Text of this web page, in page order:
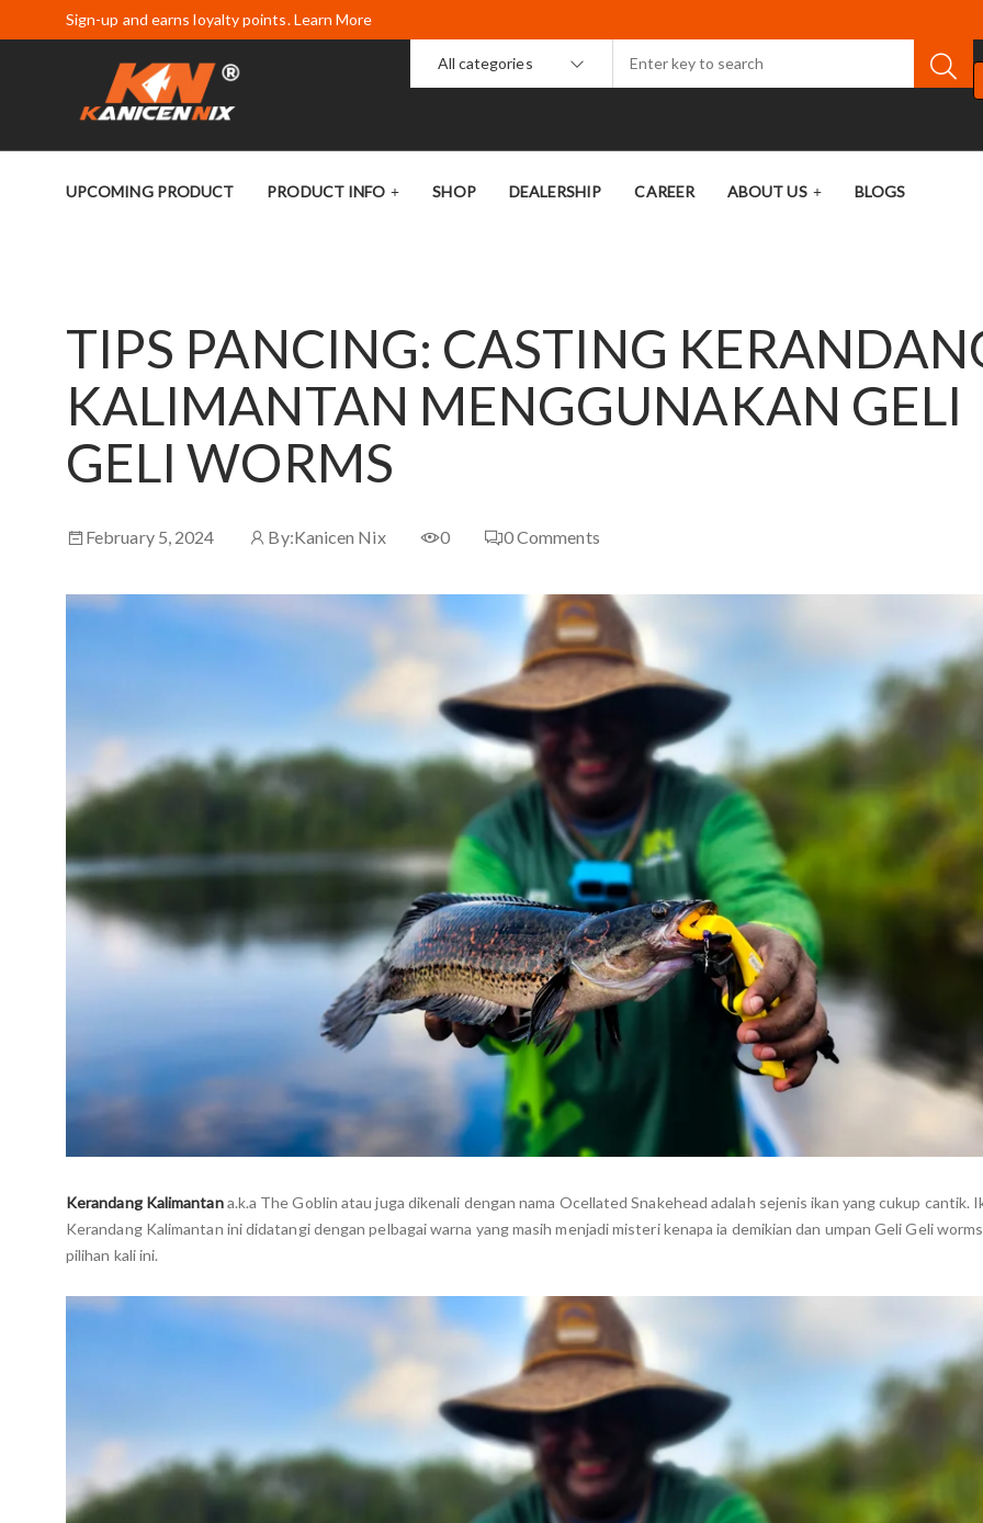
Sign-up and earns loyalty points. Learn More
All categories
UPCOMING PRODUCT PRODUCT INFO SHOP DEALERSHIP CAREER ABOUT US BLOGS
TIPS PANCING: CASTING
KALIMANTAN MENGGUNAKAN GELI
GELI WORMS
February 5, 2024 By:Kanicen Nix 0 0Comments
Kerandang Kalimantana.k.a The Goblin atau juga dikenali dengan nama Ocellated Snakehead adalah sejenis ikan yang cukup cantik.
Kerandang Kalimantan ini didatangi dengan pelbagai warna yang masih menjadi misteri kenapa ia demikian dan umpan Geli Geli
pilihan kali ini.